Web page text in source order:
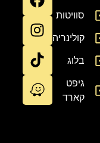
סוויטות
קולינריה
בלוג
גיפט
קארד